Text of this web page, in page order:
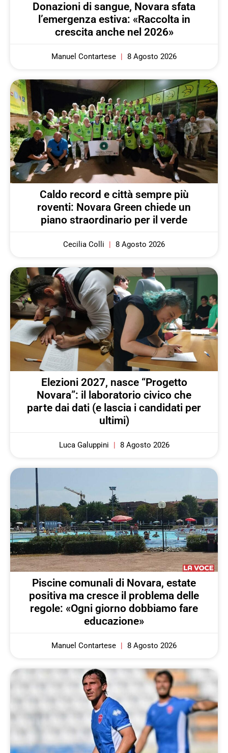
Donazioni di sangue, Novara sfata
l’emergenza estiva: «Raccolta in
crescita anche nel 2026»
Manuel Contartese 8 Agosto 2026
Caldo record e città sempre più
roventi: Novara Green chiede un
piano straordinario per il verde
Cecilia Colli 8 Agosto 2026
Elezioni 2027, nasce “Progetto
Novara”: il laboratorio civico che
parte dai dati (e lascia i candidati per
ultimi)
Luca Galuppini 8 Agosto 2026
Piscine comunali di Novara, estate
positiva ma cresce il problema delle
regole: «Ogni giorno dobbiamo fare
educazione»
Manuel Contartese 8 Agosto 2026